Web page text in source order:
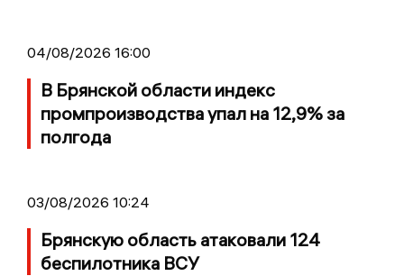
04/08/2026 16:00
В Брянской области индекс
промпроизводства упал на 12,9% за
полгода
03/08/2026 10:24
Брянскую область атаковали 124
беспилотника ВСУ